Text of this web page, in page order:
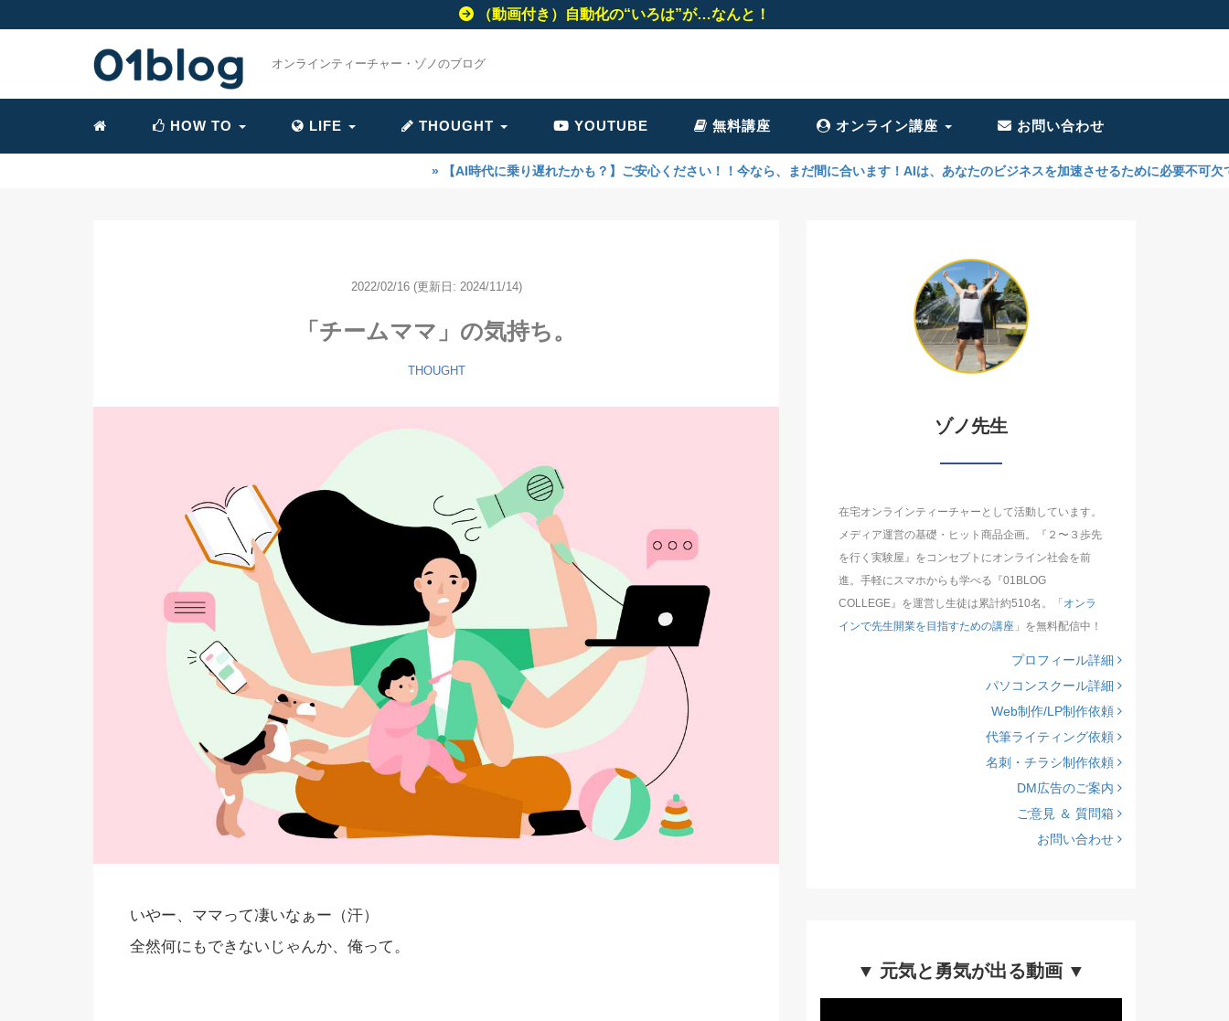
（動画付き）自動化の“いろは”が…なんと！
オンラインティーチャー・ゾノのブログ
HOW TO LIFE THOUGHT YOUTUBE 無料講座 オンライン講座 お問い合わせ
» 【AI時代に乗り遅れたかも？】ご安心ください！！今なら、まだ間に合います！AIは、あなたのビジネスを加速させるために必要不可欠です。今さら誰
2022/02/16 (更新日: 2024/11/14)
「チームママ」の気持ち。
THOUGHT
いやー、ママって凄いなぁー（汗）
全然何にもできないじゃんか、俺って。
ゾノ先生
在宅オンラインティーチャーとして活動しています。
メディア運営の基礎・ヒット商品企画。『２〜３歩先
を行く実験屋』をコンセプトにオンライン社会を前
進。手軽にスマホからも学べる『01BLOG
COLLEGE』を運営し生徒は累計約510名。「 オンラ
インで先生開業を目指すための講座 」を無料配信中！
プロフィール詳細
パソコンスクール詳細
Web制作/LP制作依頼
代筆ライティング依頼
名刺・チラシ制作依頼
DM広告のご案内
ご意見 ＆ 質問箱
お問い合わせ
▼ 元気と勇気が出る動画 ▼